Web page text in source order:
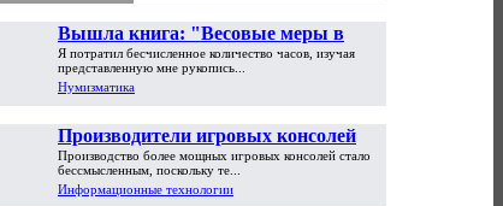
Вышла книга: "Весовые меры в
торговой практике Античности и
Средневековья"
Я потратил бесчисленное количество часов, изучая
представленную мне рукопись...
Нумизматика
Производители игровых консолей
достигли предела возможностей
Производство более мощных игровых консолей стало
бессмысленным, поскольку те...
Информационные технологии